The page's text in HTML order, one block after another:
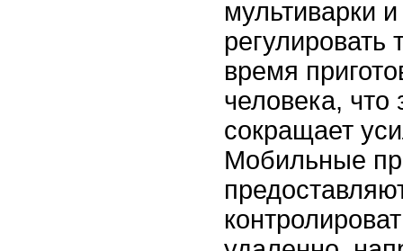
мультиварки
регулировать
время
человека, что
сокращает
Мобильные